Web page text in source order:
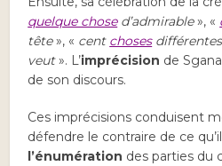
quelque chosed’admirable», «
tête», « cent choses
veut». L’imprécision de
de son discours.
Ces imprécisions conduisent
défendre le contraire de ce
l’énumération des parties du